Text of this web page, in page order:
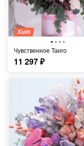
Хит
Чувственное Танго
11 297₽